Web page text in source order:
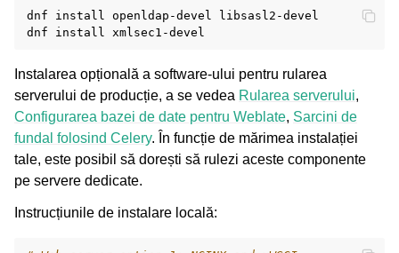
dnf install openldap-devel
libsasl2-devel
dnf
install
Instalarea opțională a software-ului pentru rularea
serverului de producție, a se vedea Rularea serverului,
Configurarea bazei de date pentru Weblate, Sarcini de
fundal folosind Celery. În funcție de mărimea instalației
tale, este posibil să dorești să rulezi aceste componente
pe servere dedicate.
Instrucțiunile de instalare locală: